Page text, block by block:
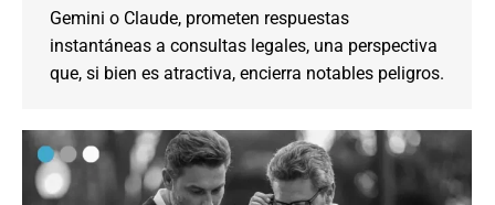
Gemini o Claude, prometen respuestas
instantáneas a consultas legales, una perspectiva
que, si bien es atractiva, encierra notables peligros.